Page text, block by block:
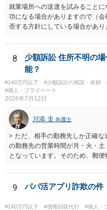
就業場所への送達を試みること
功になる場合がありますので（
否する方針にしている場合があ
8
少額訴訟 住所不明の
能？
#140万円以下 #少額訴訟の相談・依頼
#個人・プライベート
2026年7月12日
川添 圭 弁護士
> ただ、相手の勤務先しか正確
の勤務先の営業時間が月・火・
となっています。そのため、郵
夜間の送達を上申するのが基本
かすには早すぎるので執行官送
せん。裁判所としては（あまり
い可能性もありますし、執行官送
9 パパ活アプリ詐欺の件
#140万円以下 #債権回収代行 #個人・